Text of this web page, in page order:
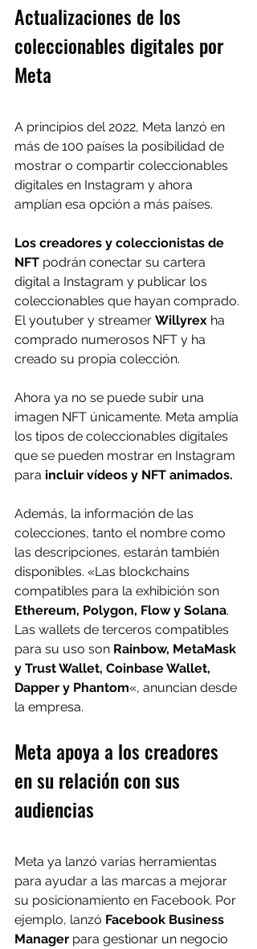
Actualizaciones de los
coleccionables digitales por
Meta
A principios del 2022, Meta lanzó en
más de 100 países la posibilidad de
mostrar o compartir coleccionables
digitales en Instagram y ahora
amplían esa opción a más países.
Los creadores y coleccionistas de
NFT podrán conectar su cartera
digital a Instagram y publicar los
coleccionables que hayan comprado.
El youtuber y streamer Willyrex ha
comprado numerosos NFT y ha
creado su propia colección.
Ahora ya no se puede subir una
imagen NFT únicamente. Meta amplía
los tipos de coleccionables digitales
que se pueden mostrar en Instagram
para incluir vídeos y NFT animados.
Además, la información de las
colecciones, tanto el nombre como
las descripciones, estarán también
disponibles. «Las blockchains
compatibles para la exhibición son
Ethereum, Polygon, Flow y Solana.
Las wallets de terceros compatibles
para su uso son Rainbow, MetaMask
y Trust Wallet, Coinbase Wallet,
Dapper y Phantom«, anuncian desde
la empresa.
Meta apoya a los creadores
en su relación con sus
audiencias
Meta ya lanzó varias herramientas
para ayudar a las marcas a mejorar
su posicionamiento en Facebook. Por
ejemplo, lanzó Facebook Business
Manager para gestionar un negocio